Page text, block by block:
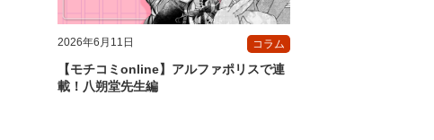
2026年6月11日 コラム
【モチコミonline】アルファポリスで連
載！八朔堂先生編